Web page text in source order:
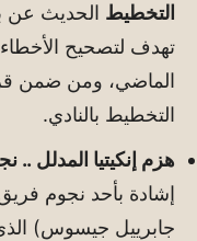
التخطيط الحديث عن
تهدف لتصحيح
الماضي، ومن ضمن
التخطيط بالنادي.
هزم إنكيتيا المدلل ..
إشادة بأحد نجوم
جابرييل جيسوس)